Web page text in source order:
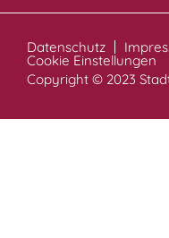
Datenschutz
Cookie Einstellungen
Copyright © 2023